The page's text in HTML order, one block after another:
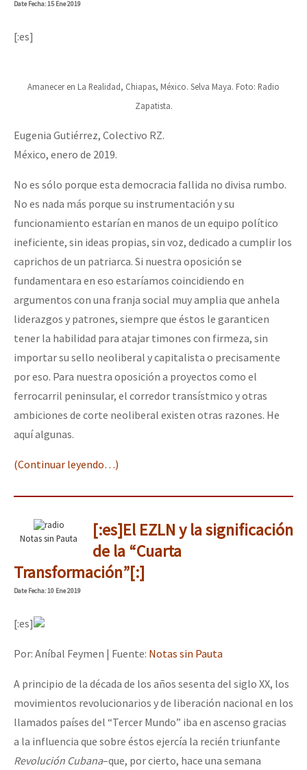
DateFecha: 15 Ene 2019
[:es]
Amanecer en La Realidad, Chiapas, México. Selva Maya. Foto: Radio
Zapatista.
Eugenia Gutiérrez, Colectivo RZ.
México, enero de 2019.
No es sólo porque esta democracia fallida no divisa rumbo.
No es nada más porque su instrumentación y su
funcionamiento estarían en manos de un equipo político
ineficiente, sin ideas propias, sin voz, dedicado a cumplir los
caprichos de un patriarca. Si nuestra oposición se
fundamentara en eso estaríamos coincidiendo en
argumentos con una franja social muy amplia que anhela
liderazgos y patrones, siempre que éstos le garanticen
tener la habilidad para atajar timones con firmeza, sin
importar su sello neoliberal y capitalista o precisamente
por eso. Para nuestra oposición a proyectos como el
ferrocarril peninsular, el corredor transístmico y otras
ambiciones de corte neoliberal existen otras razones. He
aquí algunas.
(Continuar leyendo…)
Notas sin Pauta
[:es]El EZLN y la significación
de la “Cuarta
Transformación”[:]
DateFecha: 10 Ene 2019
[:es]
Por: Aníbal Feymen | Fuente: Notas sin Pauta
A principio de la década de los años sesenta del siglo XX, los
movimientos revolucionarios y de liberación nacional en los
llamados países del “Tercer Mundo” iba en ascenso gracias
a la influencia que sobre éstos ejercía la recién triunfante
Revolución Cubana–que, por cierto, hace una semana